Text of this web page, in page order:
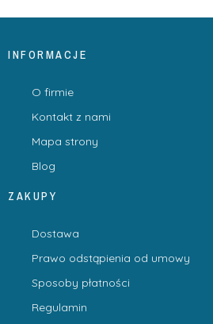
INFORMACJE
O firmie
Kontakt z nami
Mapa strony
Blog
ZAKUPY
Dostawa
Prawo odstąpienia od umowy
Sposoby płatności
Regulamin